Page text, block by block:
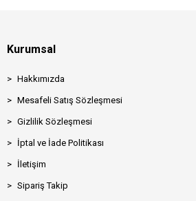
Kurumsal
Hakkımızda
Mesafeli Satış Sözleşmesi
Gizlilik Sözleşmesi
İptal ve İade Politikası
İletişim
Sipariş Takip